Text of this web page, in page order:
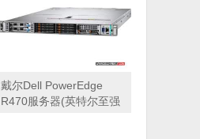
PERC H965i阵列卡丨
800W双电源丨三年保修)
戴尔Dell PowerEdge
R470服务器(英特尔至强